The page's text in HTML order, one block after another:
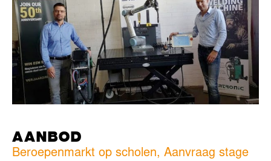
AANBOD
Beroepenmarkt op scholen, Aanvraag stage